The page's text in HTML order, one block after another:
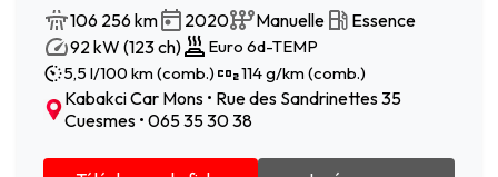
106 256 km 2020 Manuelle
Essence
92 kW (123 ch)
Euro 6d-TEMP
5,5 l/100 km (comb.)
114 g/km (comb.)
Kabakci Car Mons • Rue des Sandrinettes 35
Cuesmes • 065 35 30 38